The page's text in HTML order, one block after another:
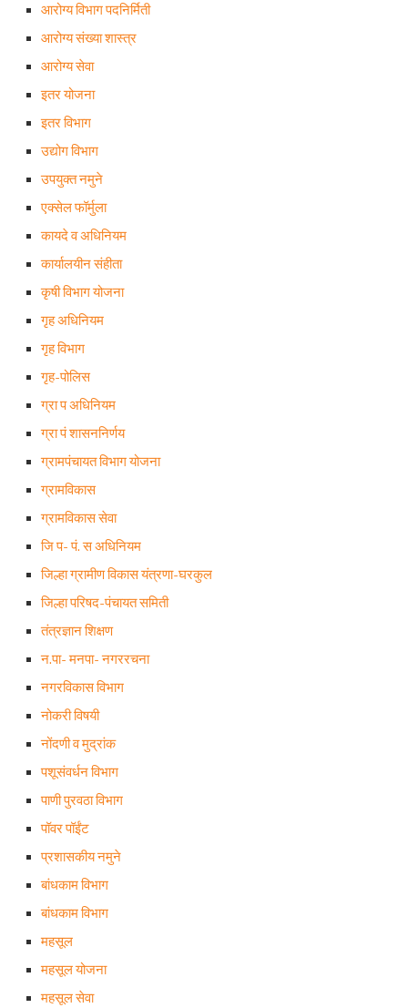
आरोग्य विभाग पदनिर्मिती
आरोग्य संख्या शास्त्र
आरोग्य सेवा
इतर योजना
इतर विभाग
उद्योग विभाग
उपयुक्त नमुने
एक्सेल फॉर्मुला
कायदे व अधिनियम
कार्यालयीन संहीता
कृषी विभाग योजना
गृह अधिनियम
गृह विभाग
गृह-पोलिस
ग्रा प अधिनियम
ग्रा पं शासननिर्णय
ग्रामपंचायत विभाग योजना
ग्रामविकास
ग्रामविकास सेवा
जि प- पं. स अधिनियम
जिल्हा ग्रामीण विकास यंत्रणा-घरकुल
जिल्हा परिषद-पंचायत समिती
तंत्रज्ञान शिक्षण
न.पा- मनपा- नगररचना
नगरविकास विभाग
नोकरी विषयी
नोंदणी व मुद्रांक
पशूसंवर्धन विभाग
पाणी पुरवठा विभाग
पॉवर पॉईंट
प्रशासकीय नमुने
बांधकाम विभाग
बांधकाम विभाग
महसूल
महसूल योजना
महसूल सेवा